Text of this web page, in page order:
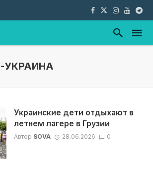
УКРАИНА
Украинские дети отдыхают в
летнем лагере в Грузии
Автор SOVA 28.06.2026 0